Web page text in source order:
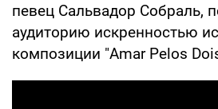
певец Сальвадор Собраль,
аудиторию искренностью
композиции "Amar Pelos